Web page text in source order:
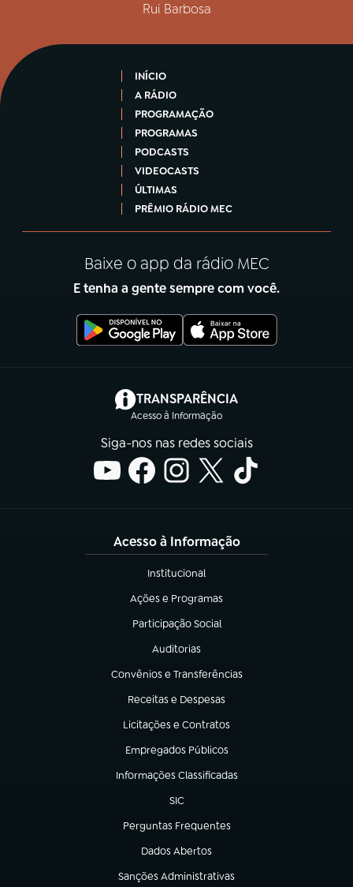
Rui Barbosa
INÍCIO
A RÁDIO
PROGRAMAÇÃO
PROGRAMAS
PODCASTS
VIDEOCASTS
ÚLTIMAS
PRÊMIO RÁDIO MEC
Baixe o app da rádio MEC
E tenha a gente sempre com você.
TRANSPARÊNCIA
Acesso à Informação
(abre em nova aba)
Siga-nos nas redes sociais
Acesso à Informação
Institucional
(abre em nova aba)
Ações e Programas
(abre em nova aba)
Participação Social
(abre em nova aba)
Auditorias
(abre em nova aba)
Convênios e Transferências
(abre em nova aba)
Receitas e Despesas
(abre em nova aba)
Licitações e Contratos
(abre em nova aba)
Empregados Públicos
(abre em nova aba)
Informações Classificadas
(abre em nova aba)
SIC
(abre em nova aba)
Perguntas Frequentes
(abre em nova aba)
Dados Abertos
(abre em nova aba)
Sanções Administrativas
(abre em nova aba)